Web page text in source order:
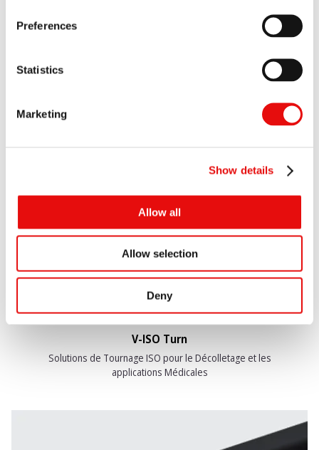
Preferences
Statistics
Marketing
Show details
Allow all
Allow selection
Deny
V-ISO Turn
Solutions de Tournage ISO pour le Décolletage et les
applications Médicales